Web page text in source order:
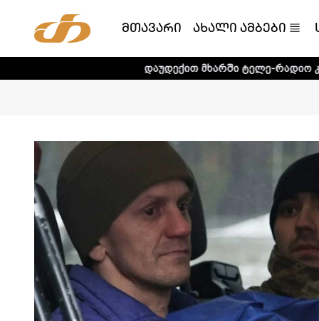
მთავარი ახალი ამბები
დაუდექით მხარში ტელე-რადიო კომპანია